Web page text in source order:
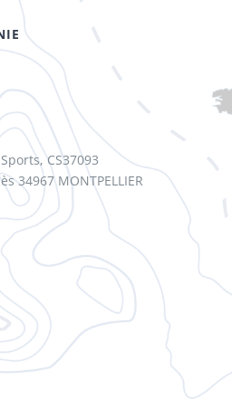
CS37093
34967 MONTPELLIER